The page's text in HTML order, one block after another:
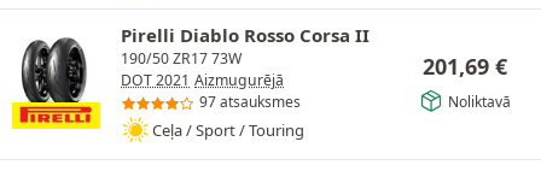
Pirelli Diablo Rosso Corsa II
190/50 ZR17 73W
DOT 2021 Aizmugurējā
97 atsauksmes
Ceļa / Sport / Touring
201,69 €
Noliktavā